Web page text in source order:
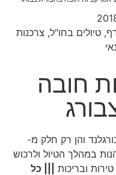
טיולים בחו"ל,צרכנות
חובה
והן רק חלק מ-
במהלך הטיול ולרכוש
ובריכות|||